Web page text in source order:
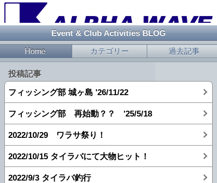
Event & Club Activities BLOG
Home カテゴリー 過去記事
投稿記事
フィッシング部 城ヶ島 '26/11/22
フィッシング部 再始動？？ '25/5/18
2022/10/29 ワラサ祭り！
2022/10/15 タイラバにて大物ヒット！
2022/9/3 タイラバ釣行